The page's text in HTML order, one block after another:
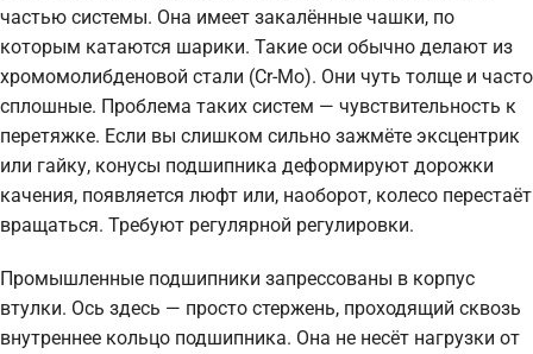
частью системы. Она имеет закалённые чашки, по
которым катаются шарики. Такие оси обычно делают из
хромомолибденовой стали (Cr-Mo). Они чуть толще и часто
сплошные. Проблема таких систем — чувствительность к
перетяжке. Если вы слишком сильно зажмёте эксцентрик
или гайку, конусы подшипника деформируют дорожки
качения, появляется люфт или, наоборот, колесо перестаёт
вращаться. Требуют регулярной регулировки.
Промышленные подшипники запрессованы в корпус
втулки. Ось здесь — просто стержень, проходящий сквозь
внутреннее кольцо подшипника. Она не несёт нагрузки от